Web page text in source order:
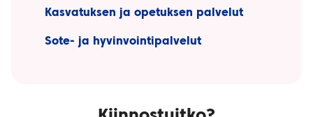
Kasvatuksen ja opetuksen palvelut
Sote- ja hyvinvointipalvelut